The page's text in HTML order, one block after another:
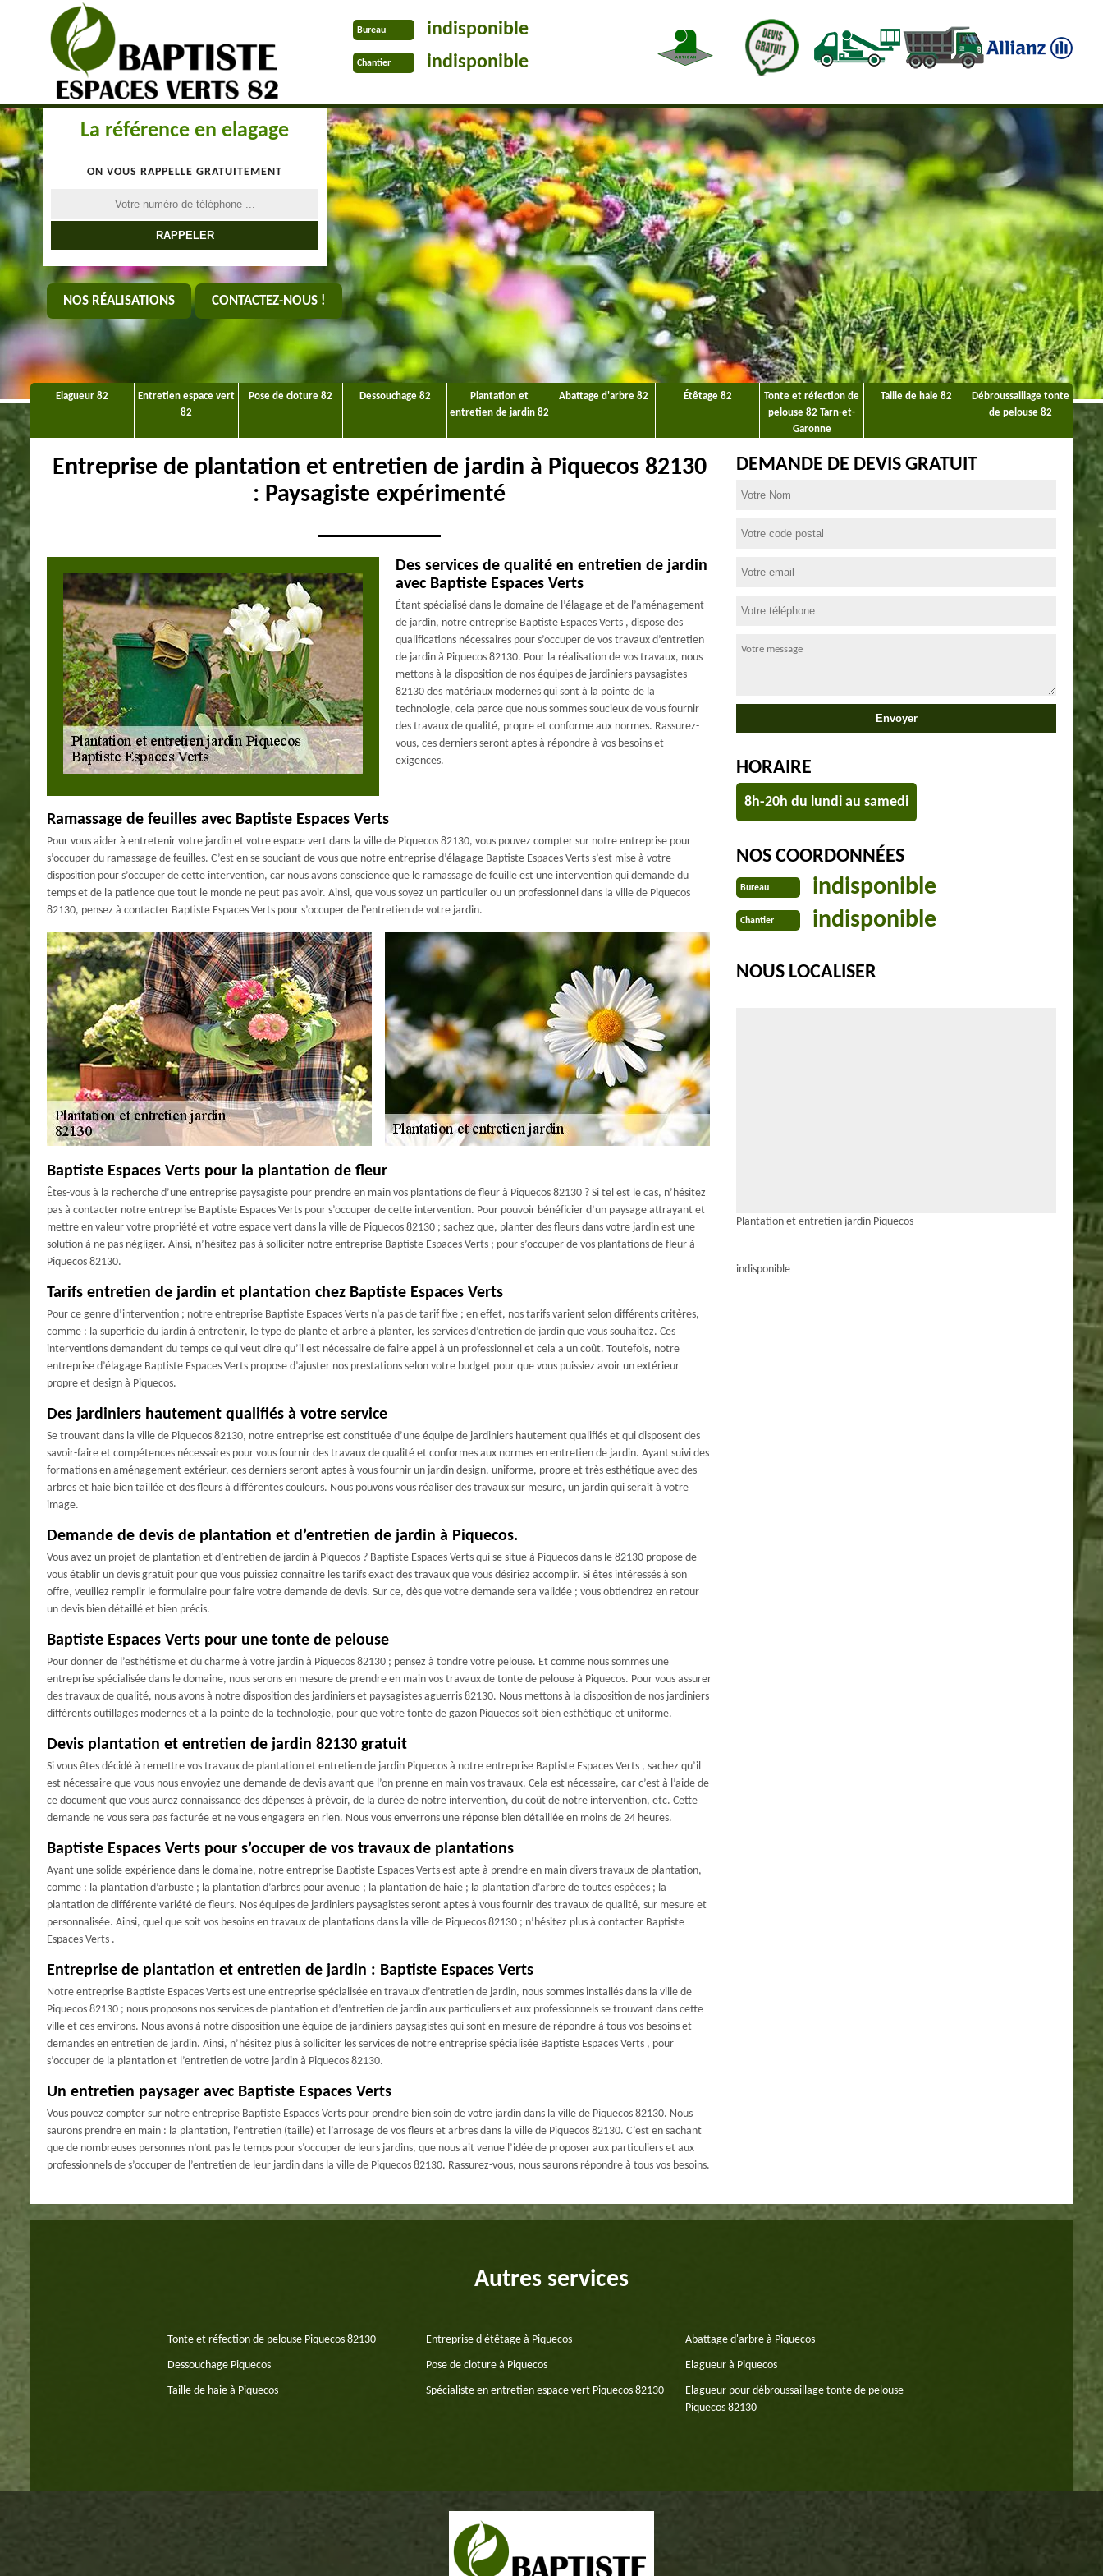
Bureau indisponible
Chantier indisponible
La référence en elagage
ON VOUS RAPPELLE GRATUITEMENT
NOS RÉALISATIONS CONTACTEZ-NOUS !
Elagueur 82
Entretien espace vert
82
Pose de cloture 82 Dessouchage 82
Plantation et
entretien de jardin 82
Abattage d'arbre 82 Étêtage 82
Tonte et réfection de
pelouse 82 Tarn-et-
Garonne
Taille de haie 82
Débroussaillage tonte
de pelouse 82
Entreprise de plantation et entretien de jardin à Piquecos 82130
: Paysagiste expérimenté
Des services de qualité en entretien de jardin
avec Baptiste Espaces Verts
Étant spécialisé dans le domaine de l’élagage et de l’aménagement
de jardin, notre entreprise Baptiste Espaces Verts , dispose des
qualifications nécessaires pour s’occuper de vos travaux d’entretien
de jardin à Piquecos 82130. Pour la réalisation de vos travaux, nous
mettons à la disposition de nos équipes de jardiniers paysagistes
82130 des matériaux modernes qui sont à la pointe de la
technologie, cela parce que nous sommes soucieux de vous fournir
des travaux de qualité, propre et conforme aux normes. Rassurez-
vous, ces derniers seront aptes à répondre à vos besoins et
exigences.
Ramassage de feuilles avec Baptiste Espaces Verts
Pour vous aider à entretenir votre jardin et votre espace vert dans la ville de Piquecos 82130, vous pouvez compter sur notre entreprise pour
s’occuper du ramassage de feuilles. C’est en se souciant de vous que notre entreprise d’élagage Baptiste Espaces Verts s’est mise à votre
disposition pour s’occuper de cette intervention, car nous avons conscience que le ramassage de feuille est une intervention qui demande du
temps et de la patience que tout le monde ne peut pas avoir. Ainsi, que vous soyez un particulier ou un professionnel dans la ville de Piquecos
82130, pensez à contacter Baptiste Espaces Verts pour s’occuper de l’entretien de votre jardin.
Baptiste Espaces Verts pour la plantation de fleur
Êtes-vous à la recherche d’une entreprise paysagiste pour prendre en main vos plantations de fleur à Piquecos 82130 ? Si tel est le cas, n’hésitez
pas à contacter notre entreprise Baptiste Espaces Verts pour s’occuper de cette intervention. Pour pouvoir bénéficier d’un paysage attrayant et
mettre en valeur votre propriété et votre espace vert dans la ville de Piquecos 82130 ; sachez que, planter des fleurs dans votre jardin est une
solution à ne pas négliger. Ainsi, n’hésitez pas à solliciter notre entreprise Baptiste Espaces Verts ; pour s’occuper de vos plantations de fleur à
Piquecos 82130.
Tarifs entretien de jardin et plantation chez Baptiste Espaces Verts
Pour ce genre d’intervention ; notre entreprise Baptiste Espaces Verts n’a pas de tarif fixe ; en effet, nos tarifs varient selon différents critères,
comme : la superficie du jardin à entretenir, le type de plante et arbre à planter, les services d’entretien de jardin que vous souhaitez. Ces
interventions demandent du temps ce qui veut dire qu’il est nécessaire de faire appel à un professionnel et cela a un coût. Toutefois, notre
entreprise d’élagage Baptiste Espaces Verts propose d’ajuster nos prestations selon votre budget pour que vous puissiez avoir un extérieur
propre et design à Piquecos.
Des jardiniers hautement qualifiés à votre service
Se trouvant dans la ville de Piquecos 82130, notre entreprise est constituée d’une équipe de jardiniers hautement qualifiés et qui disposent des
savoir-faire et compétences nécessaires pour vous fournir des travaux de qualité et conformes aux normes en entretien de jardin. Ayant suivi des
formations en aménagement extérieur, ces derniers seront aptes à vous fournir un jardin design, uniforme, propre et très esthétique avec des
arbres et haie bien taillée et des fleurs à différentes couleurs. Nous pouvons vous réaliser des travaux sur mesure, un jardin qui serait à votre
image.
Demande de devis de plantation et d’entretien de jardin à Piquecos.
Vous avez un projet de plantation et d’entretien de jardin à Piquecos ? Baptiste Espaces Verts qui se situe à Piquecos dans le 82130 propose de
vous établir un devis gratuit pour que vous puissiez connaître les tarifs exact des travaux que vous désiriez accomplir. Si êtes intéressés à son
offre, veuillez remplir le formulaire pour faire votre demande de devis. Sur ce, dès que votre demande sera validée ; vous obtiendrez en retour
un devis bien détaillé et bien précis.
Baptiste Espaces Verts pour une tonte de pelouse
Pour donner de l’esthétisme et du charme à votre jardin à Piquecos 82130 ; pensez à tondre votre pelouse. Et comme nous sommes une
entreprise spécialisée dans le domaine, nous serons en mesure de prendre en main vos travaux de tonte de pelouse à Piquecos. Pour vous assurer
des travaux de qualité, nous avons à notre disposition des jardiniers et paysagistes aguerris 82130. Nous mettons à la disposition de nos jardiniers
différents outillages modernes et à la pointe de la technologie, pour que votre tonte de gazon Piquecos soit bien esthétique et uniforme.
Devis plantation et entretien de jardin 82130 gratuit
Si vous êtes décidé à remettre vos travaux de plantation et entretien de jardin Piquecos à notre entreprise Baptiste Espaces Verts , sachez qu’il
est nécessaire que vous nous envoyiez une demande de devis avant que l’on prenne en main vos travaux. Cela est nécessaire, car c’est à l’aide de
ce document que vous aurez connaissance des dépenses à prévoir, de la durée de notre intervention, du coût de notre intervention, etc. Cette
demande ne vous sera pas facturée et ne vous engagera en rien. Nous vous enverrons une réponse bien détaillée en moins de 24 heures.
Baptiste Espaces Verts pour s’occuper de vos travaux de plantations
Ayant une solide expérience dans le domaine, notre entreprise Baptiste Espaces Verts est apte à prendre en main divers travaux de plantation,
comme : la plantation d’arbuste ; la plantation d’arbres pour avenue ; la plantation de haie ; la plantation d’arbre de toutes espèces ; la
plantation de différente variété de fleurs. Nos équipes de jardiniers paysagistes seront aptes à vous fournir des travaux de qualité, sur mesure et
personnalisée. Ainsi, quel que soit vos besoins en travaux de plantations dans la ville de Piquecos 82130 ; n’hésitez plus à contacter Baptiste
Espaces Verts .
Entreprise de plantation et entretien de jardin : Baptiste Espaces Verts
Notre entreprise Baptiste Espaces Verts est une entreprise spécialisée en travaux d’entretien de jardin, nous sommes installés dans la ville de
Piquecos 82130 ; nous proposons nos services de plantation et d’entretien de jardin aux particuliers et aux professionnels se trouvant dans cette
ville et ces environs. Nous avons à notre disposition une équipe de jardiniers paysagistes qui sont en mesure de répondre à tous vos besoins et
demandes en entretien de jardin. Ainsi, n’hésitez plus à solliciter les services de notre entreprise spécialisée Baptiste Espaces Verts , pour
s’occuper de la plantation et l’entretien de votre jardin à Piquecos 82130.
Un entretien paysager avec Baptiste Espaces Verts
Vous pouvez compter sur notre entreprise Baptiste Espaces Verts pour prendre bien soin de votre jardin dans la ville de Piquecos 82130. Nous
saurons prendre en main : la plantation, l’entretien (taille) et l’arrosage de vos fleurs et arbres dans la ville de Piquecos 82130. C’est en sachant
que de nombreuses personnes n’ont pas le temps pour s’occuper de leurs jardins, que nous ait venue l’idée de proposer aux particuliers et aux
professionnels de s’occuper de l’entretien de leur jardin dans la ville de Piquecos 82130. Rassurez-vous, nous saurons répondre à tous vos besoins.
DEMANDE DE DEVIS GRATUIT
HORAIRE
8h-20h du lundi au samedi
NOS COORDONNÉES
Bureau indisponible
Chantier indisponible
NOUS LOCALISER
Plantation et entretien jardin Piquecos
indisponible
Autres services
Tonte et réfection de pelouse Piquecos 82130 Entreprise d'étêtage à Piquecos Abattage d'arbre à Piquecos
Dessouchage Piquecos Pose de cloture à Piquecos Elagueur à Piquecos
Taille de haie à Piquecos Spécialiste en entretien espace vert Piquecos 82130
Elagueur pour débroussaillage tonte de pelouse
Piquecos 82130